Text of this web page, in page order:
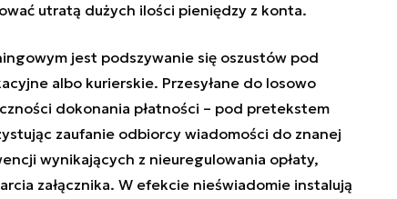
utratą dużych ilości pieniędzy z konta.
jest podszywanie się oszustów pod
albo kurierskie. Przesyłane do losowo
dokonania płatności – pod pretekstem
zaufanie odbiorcy wiadomości do znanej
wynikających z nieuregulowania opłaty,
załącznika. W efekcie nieświadomie instalują